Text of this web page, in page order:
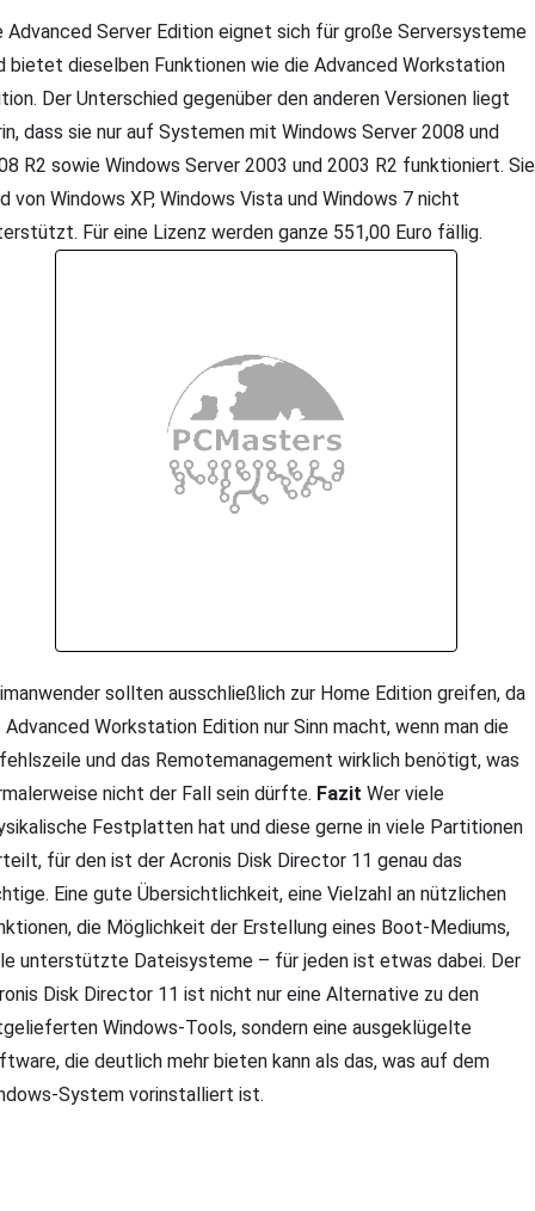
Advanced Server Edition eignet sich für große Serversysteme
bietet dieselben Funktionen wie die Advanced Workstation
Der Unterschied gegenüber den anderen Versionen liegt
dass sie nur auf Systemen mit Windows Server 2008 und
R2 sowie Windows Server 2003 und 2003 R2 funktioniert. Sie
von Windows XP, Windows Vista und Windows 7 nicht
Für eine Lizenz werden ganze 551,00 Euro fällig.
sollten ausschließlich zur Home Edition greifen, da
Advanced Workstation Edition nur Sinn macht, wenn man die
und das Remotemanagement wirklich benötigt, was
nicht der Fall sein dürfte. Fazit Wer viele
Festplatten hat und diese gerne in viele Partitionen
für den ist der Acronis Disk Director 11 genau das
Eine gute Übersichtlichkeit, eine Vielzahl an nützlichen
die Möglichkeit der Erstellung eines Boot-Mediums,
unterstützte Dateisysteme – für jeden ist etwas dabei. Der
Disk Director 11 ist nicht nur eine Alternative zu den
Windows-Tools, sondern eine ausgeklügelte
die deutlich mehr bieten kann als das, was auf dem
System vorinstalliert ist.